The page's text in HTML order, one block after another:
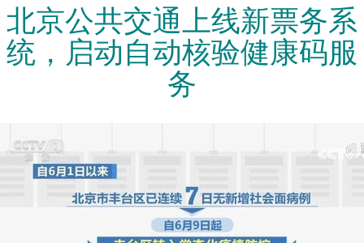
北京公共交通上线新票务系
统，启动自动核验健康码服
务